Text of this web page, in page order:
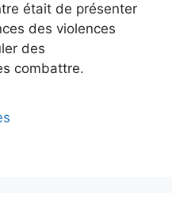
était de présenter
des violences
des
combattre.